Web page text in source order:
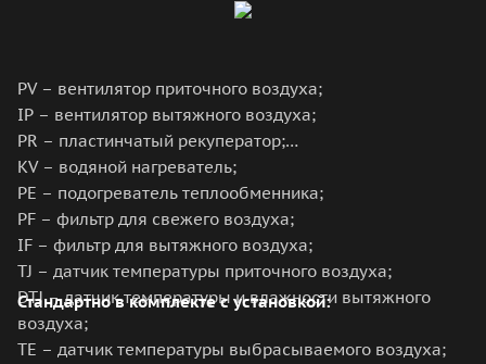
PV – вентилятор приточного воздуха;
IP – вентилятор вытяжного воздуха;
PR – пластинчатый рекуператор;
KV – водяной нагреватель;
PE – подогреватель теплообменника;
PF – фильтр для свежего воздуха;
IF – фильтр для вытяжного воздуха;
TJ – датчик температуры приточного воздуха;
DTJ – датчик температуры и влажности вытяжного
воздуха;
TE – датчик температуры выбрасываемого воздуха;
Стандартно в комплекте с установкой: